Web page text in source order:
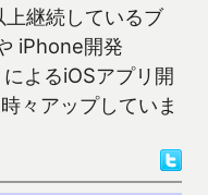
継続しているブ
iPhone開発
よるiOSアプリ開
々アップしていま